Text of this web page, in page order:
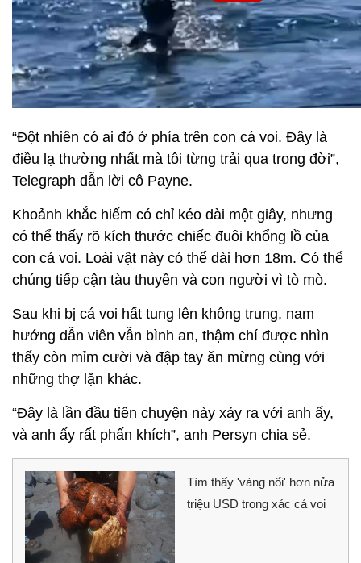
“Đột nhiên có ai đó ở phía trên con cá voi. Đây là
điều lạ thường nhất mà tôi từng trải qua trong đời”,
Telegraph dẫn lời cô Payne.
Khoảnh khắc hiếm có chỉ kéo dài một giây, nhưng
có thể thấy rõ kích thước chiếc đuôi khổng lồ của
con cá voi. Loài vật này có thể dài hơn 18m. Có thể
chúng tiếp cận tàu thuyền và con người vì tò mò.
Sau khi bị cá voi hất tung lên không trung, nam
hướng dẫn viên vẫn bình an, thậm chí được nhìn
thấy còn mỉm cười và đập tay ăn mừng cùng với
những thợ lặn khác.
“Đây là lần đầu tiên chuyện này xảy ra với anh ấy,
và anh ấy rất phấn khích”, anh Persyn chia sẻ.
Tìm thấy 'vàng nổi' hơn nửa
triệu USD trong xác cá voi